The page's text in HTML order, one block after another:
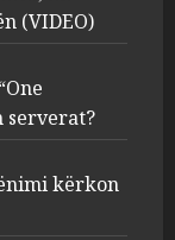
maskuar
u vodhën
ja
(VIDEO)
serverat?
kërkon